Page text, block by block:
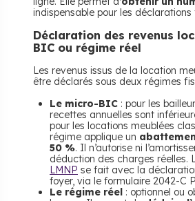
indispensable pour les déclarations
​Déclaration des revenus
BIC ou régime réel
Les revenus issus de la location
être déclarés sous deux régimes
Le micro-BIC : pour les
recettes annuelles sont
pour les locations meublées
régime applique un
50 %. Il n’autorise ni
déduction des charges réelles.
LMNP se fait avec la
foyer, via le formulaire 2042-C
Le régime réel : optionnel ou